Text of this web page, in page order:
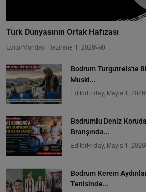
Türk Dünyasının Ortak Hafızası
EditörMonday, Hazirane 1, 2026 0
Bodrum Turgutreis'te
Muski...
EditörFriday, Mayıs 1, 2026
Bodrumlu Deniz
Branşında...
EditörFriday, Mayıs 1, 2026
Bodrum Kerem
Tenisinde...